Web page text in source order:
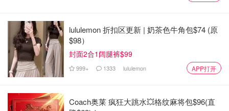
关于如何防止身份盗窃的更多信息，请访问以下链接：
加拿大反欺诈中心
加拿大税务局
加拿大隐私专员办公室
lululemon 折扣区更新 | 奶茶色牛角包$74 (原
$98）
封面2合1阔腿裤$99
999+ 1333 lululemon APP打开
Coach奥莱 疯狂大跳水💥格纹麻将包$96(直